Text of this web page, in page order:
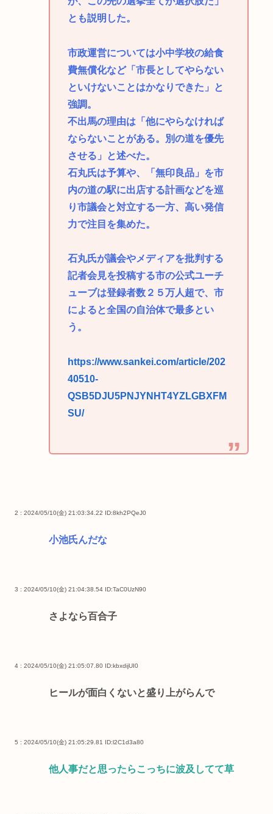
とも説明した。
市政運営については小中学校の給食
費無償化など「市長としてやらない
といけないことはかなりできた」と
強調。
不出馬の理由は「他にやらなければ
ならないことがある。別の道を優先
させる」と述べた。
石丸氏は予算や、「無印良品」を市
内の道の駅に出店する計画などを巡
り市議会と対立する一方、高い発信
力で注目を集めた。
石丸氏が議会やメディアを批判する
記者会見を投稿する市の公式ユーチ
ューブは登録者数２５万人超で、市
によると全国の自治体で最多とい
う。
https://www.sankei.com/article/202
40510-
QSB5DJU5PNJYNHT4YZLGBXFM
SU/
2 : 2024/05/10(金) 21:03:34.22 ID:8kh2PQeJ0
小池氏んだな
3 : 2024/05/10(金) 21:04:38.54 ID:TaC0UzN90
さよなら百合子
4 : 2024/05/10(金) 21:05:07.80 ID:kbxdijUI0
ヒールが面白くないと盛り上がらんで
5 : 2024/05/10(金) 21:05:29.81 ID:l2C1d3a80
他人事だと思ったらこっちに波及してて草